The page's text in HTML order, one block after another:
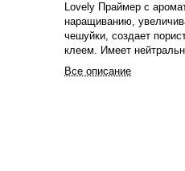
Lovely Праймер с
наращиванию,
чешуйки, создает
клеем. Имеет
консистенцию и
на основание ресниц,
Все описание